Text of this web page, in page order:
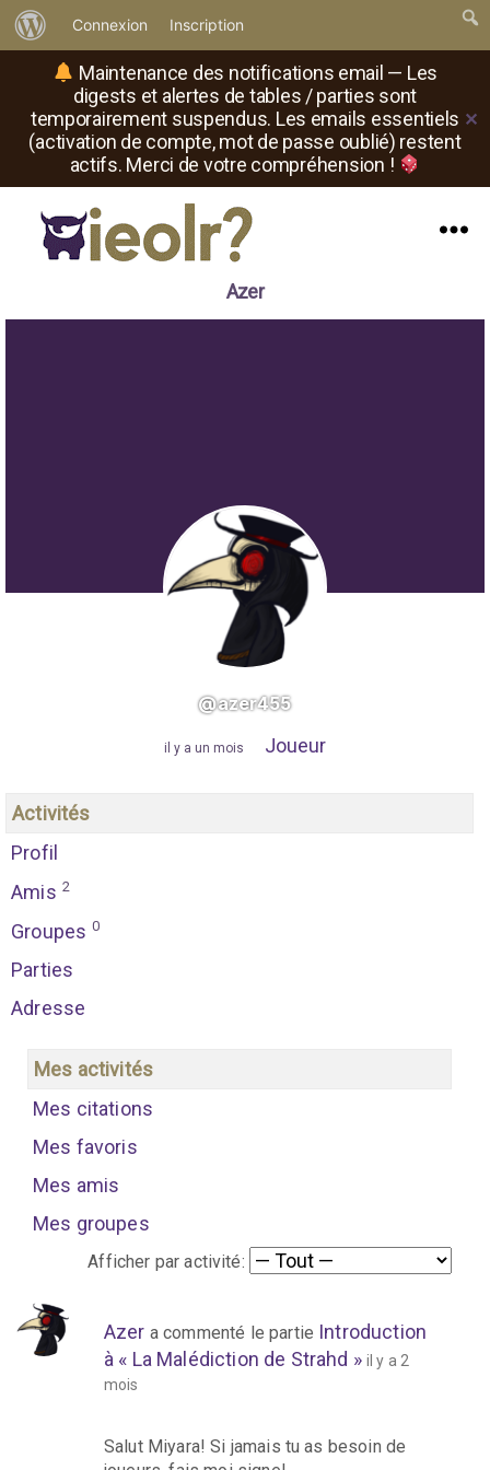
Maintenance des notifications email — Les
digests et alertes de tables / parties sont
temporairement suspendus. Les emails essentiels
(activation de compte, mot de passe oublié) restent
actifs. Merci de votre compréhension !
✕
propos
de
WordPress
Connexion Inscription
où
Azer
@azer455
il y a un mois Joueur
Activités
Profil
Amis 2
Groupes 0
Parties
Adresse
Mes activités
Mes citations
Mes favoris
Mes amis
Mes groupes
Afficher par activité:
Azer a commenté le partie Introduction
à « La Malédiction de Strahd » il y a 2
mois
Salut Miyara! Si jamais tu as besoin de